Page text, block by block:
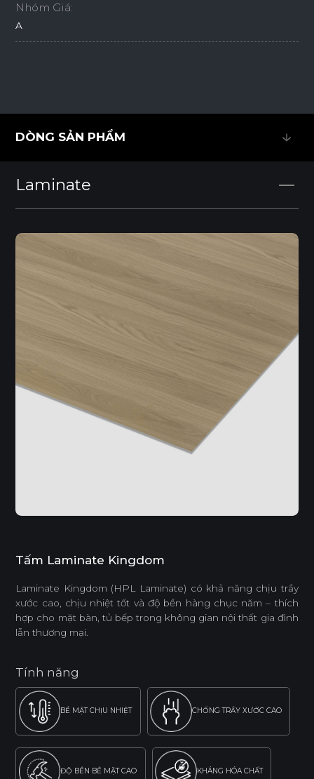
Nhóm Giá:
A
DÒNG SẢN PHẨM
Laminate
Tấm Laminate Kingdom
Laminate Kingdom (HPL Laminate) có khả năng chịu trầy
xước cao, chịu nhiệt tốt và độ bền hàng chục năm – thích
hợp cho mặt bàn, tủ bếp trong không gian nội thất gia đình
lẫn thương mại.
Tính năng
BỀ MẶT CHỊU NHIỆT CHỐNG TRẦY XƯỚC CAO
ĐỘ BỀN BỀ MẶT CAO KHÁNG HÓA CHẤT